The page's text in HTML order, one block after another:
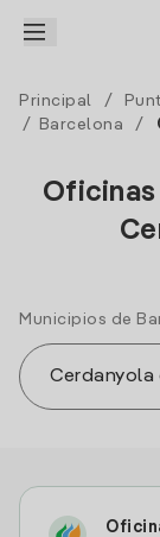
Principal /
/
Barcelona /
Oficinas
Municipios de